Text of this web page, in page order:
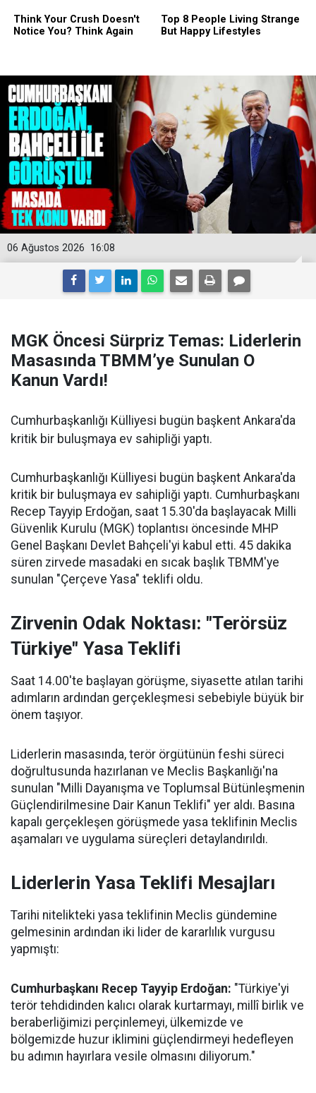
16:08
06 Ağustos 2026
MGK Öncesi Sürpriz Temas: Liderlerin
Masasında TBMM’ye Sunulan O
Kanun Vardı!
Cumhurbaşkanlığı Külliyesi bugün başkent Ankara'da
kritik bir buluşmaya ev sahipliği yaptı.
Cumhurbaşkanlığı Külliyesi bugün başkent Ankara'da
kritik bir buluşmaya ev sahipliği yaptı. Cumhurbaşkanı
Recep Tayyip Erdoğan, saat 15.30'da başlayacak Milli
Güvenlik Kurulu (MGK) toplantısı öncesinde MHP
Genel Başkanı Devlet Bahçeli'yi kabul etti. 45 dakika
süren zirvede masadaki en sıcak başlık TBMM'ye
sunulan "Çerçeve Yasa" teklifi oldu.
Zirvenin Odak Noktası: "Terörsüz
Türkiye" Yasa Teklifi
Saat 14.00'te başlayan görüşme, siyasette atılan tarihi
adımların ardından gerçekleşmesi sebebiyle büyük bir
önem taşıyor.
Liderlerin masasında, terör örgütünün feshi süreci
doğrultusunda hazırlanan ve Meclis Başkanlığı'na
sunulan "Milli Dayanışma ve Toplumsal Bütünleşmenin
Güçlendirilmesine Dair Kanun Teklifi" yer aldı. Basına
kapalı gerçekleşen görüşmede yasa teklifinin Meclis
aşamaları ve uygulama süreçleri detaylandırıldı.
Liderlerin Yasa Teklifi Mesajları
Tarihi nitelikteki yasa teklifinin Meclis gündemine
gelmesinin ardından iki lider de kararlılık vurgusu
yapmıştı:
Cumhurbaşkanı Recep Tayyip Erdoğan: "Türkiye'yi
terör tehdidinden kalıcı olarak kurtarmayı, millî birlik ve
beraberliğimizi perçinlemeyi, ülkemizde ve
bölgemizde huzur iklimini güçlendirmeyi hedefleyen
bu adımın hayırlara vesile olmasını diliyorum."